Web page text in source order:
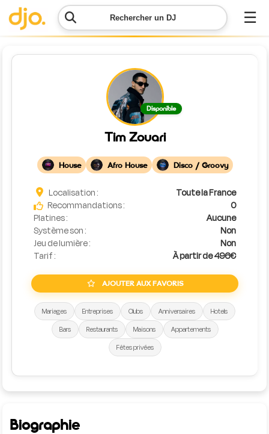
Rechercher un DJ ☰
Menu
ma
demande
Simulateur
de prix
Disponible
Tim Zouari
House Afro House Disco / Groovy
Localisation :
Toute la France
Recommandations :
0
Platines :
Aucune
Système son :
Non
Jeu de lumière :
Non
Tarif :
À partir de 496€
AJOUTER AUX FAVORIS
Mariages Entreprises Clubs Anniversaires
Hotels
Bars
Restaurants Maisons
Appartements
Fêtes privées
Biographie